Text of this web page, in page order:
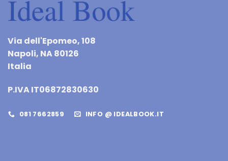
Via dell'Epomeo, 108
Napoli, NA 80126
Italia
P.IVA IT06872830630
081 7662859 INFO @ IDEALBOOK.IT